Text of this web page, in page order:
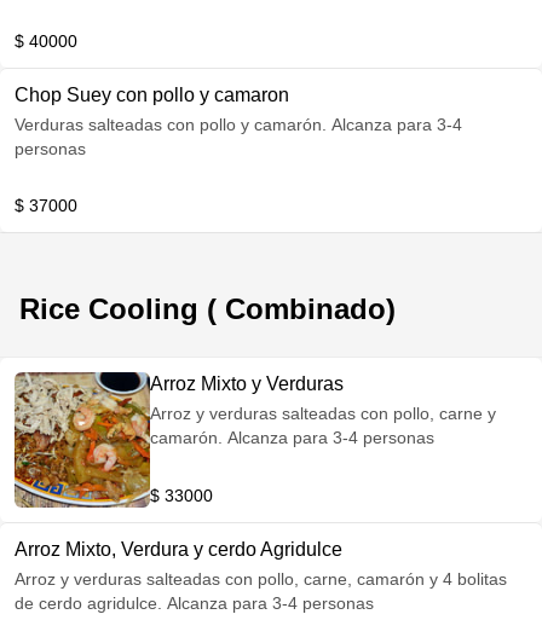
$ 40000
Chop Suey con pollo y camaron
Verduras salteadas con pollo y camarón. Alcanza para 3-4
personas
$ 37000
Rice Cooling ( Combinado)
Arroz Mixto y Verduras
Arroz y verduras salteadas con pollo, carne y
camarón. Alcanza para 3-4 personas
$ 33000
Arroz Mixto, Verdura y cerdo Agridulce
Arroz y verduras salteadas con pollo, carne, camarón y 4 bolitas
de cerdo agridulce. Alcanza para 3-4 personas